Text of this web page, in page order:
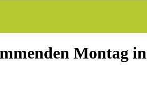
Montag in